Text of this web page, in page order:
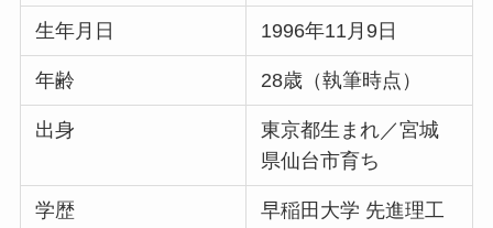
生年月日 1996年11月9日
年齢 28歳（執筆時点）
出身
東京都生まれ／宮城
県仙台市育ち
学歴
早稲田大学 先進理工